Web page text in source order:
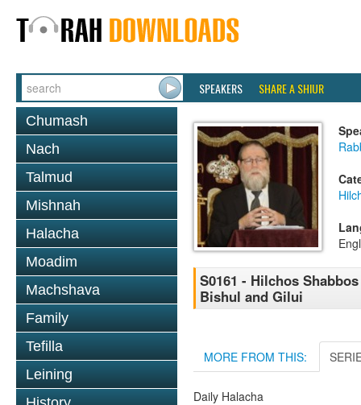
SPEAKERS SHARE A SHIUR
Chumash
Nach
Talmud
Mishnah
Halacha
Moadim
Machshava
Family
Tefilla
Leining
S0161 - Hilchos
Bishul and Gilui
MORE FROM THIS:
Daily Halacha